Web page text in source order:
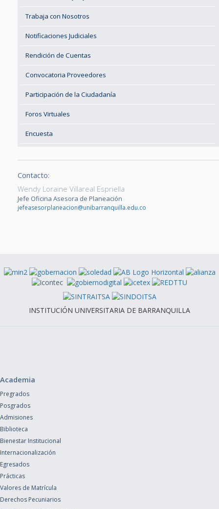
Trabaja con Nosotros
Notificaciones Judiciales
Rendición de Cuentas
Convocatoria Proveedores
Participación de la Ciudadanía
Foros Virtuales
Encuesta
Contacto:
Wendy Loraine Villareal Espriella
Jefe Oficina Asesora de Planeación
jefeasesorplaneacion@unibarranquilla.edu.co
INSTITUCIÓN UNIVERSITARIA DE BARRANQUILLA
Academia
Pregrados
Posgrados
Admisiones
Biblioteca
Bienestar Institucional
Internacionalización
Egresados
Prácticas
Valores de Matrícula
Derechos Pecuniarios